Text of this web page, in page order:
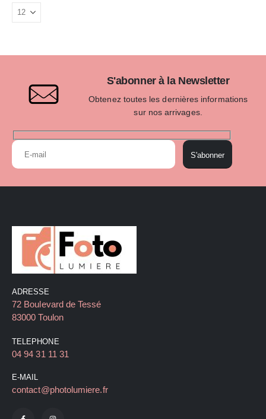
S'abonner à la Newsletter
Obtenez toutes les dernières informations
sur nos arrivages.
S'abonner
ADRESSE
72 Boulevard de Tessé
83000 Toulon
TELEPHONE
04 94 31 11 31
E-MAIL
contact@photolumiere.fr